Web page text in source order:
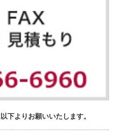
下よりお願いいたします。